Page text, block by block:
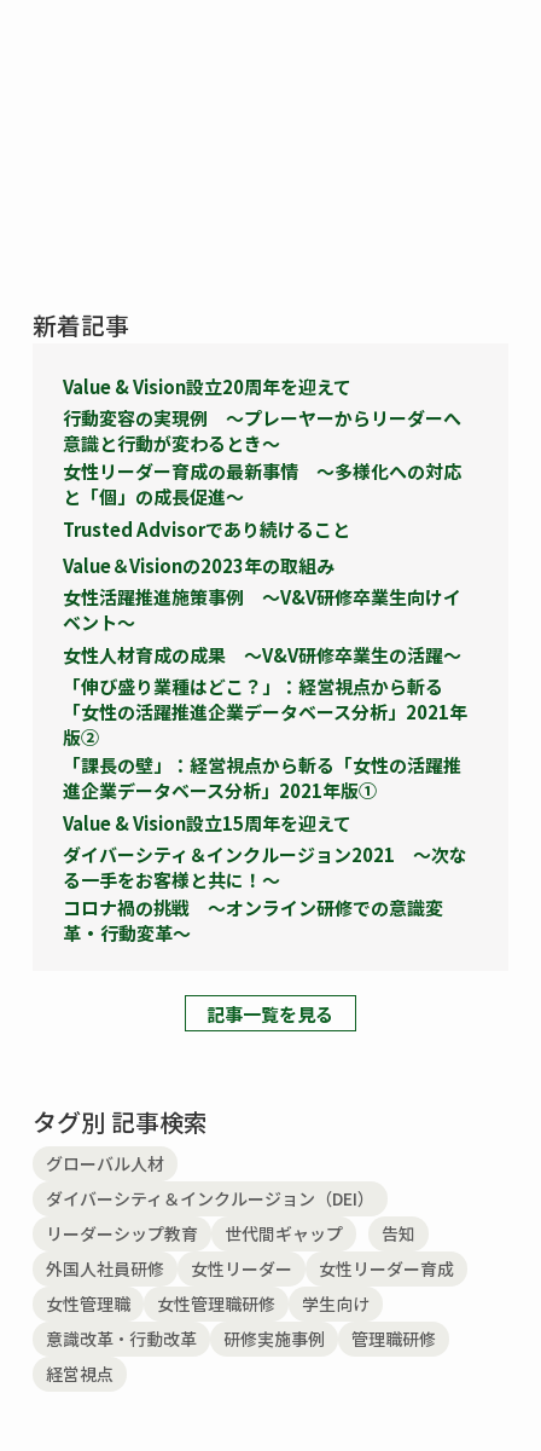
Value & Vision設立20周年を迎えて
行動変容の実現例 ～プレーヤーからリーダーへ
意識と行動が変わるとき～
女性リーダー育成の最新事情 ～多様化への対応
と「個」の成長促進～
Trusted Advisorであり続けること
Value＆Visionの2023年の取組み
女性活躍推進施策事例 ～V&V研修卒業生向けイ
ベント～
女性人材育成の成果 ～V&V研修卒業生の活躍～
「伸び盛り業種はどこ？」：経営視点から斬る
「女性の活躍推進企業データベース分析」2021年
版②
「課長の壁」：経営視点から斬る「女性の活躍推
進企業データベース分析」2021年版①
Value & Vision設立15周年を迎えて
ダイバーシティ＆インクルージョン2021 ～次な
る一手をお客様と共に！～
コロナ禍の挑戦 ～オンライン研修での意識変
革・行動変革～
新着記事
記事一覧を見る
タグ別 記事検索
グローバル人材
ダイバーシティ＆インクルージョン（DEI）
リーダーシップ教育
世代間ギャップ
告知
外国人社員研修
女性リーダー
女性リーダー育成
女性管理職
女性管理職研修
学生向け
意識改革・行動改革
研修実施事例
管理職研修
経営視点